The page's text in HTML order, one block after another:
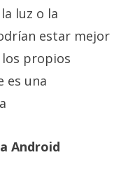
luz o la
estar mejor
propios
es una
Android